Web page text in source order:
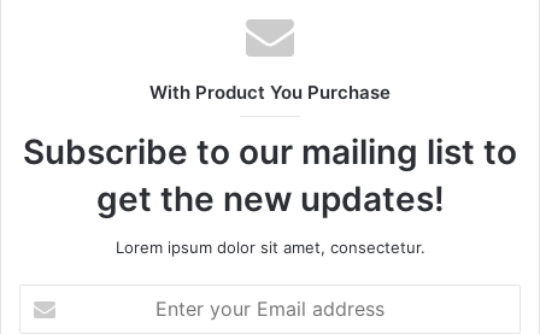
With Product You Purchase
Subscribe to our mailing list to
get the new updates!
Lorem ipsum dolor sit amet, consectetur.
your